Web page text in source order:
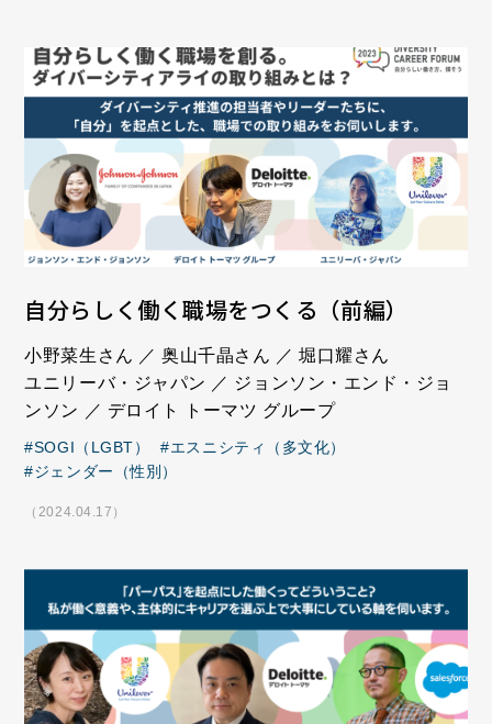
自分らしく働く職場をつくる（前編）
小野菜生さん ／ 奥山千晶さん ／ 堀口耀さん
ユニリーバ・ジャパン ／ ジョンソン・エンド・ジョ
ンソン ／ デロイト トーマツ グループ
SOGI（LGBT）
エスニシティ（多文化）
ジェンダー（性別）
（2024.04.17）